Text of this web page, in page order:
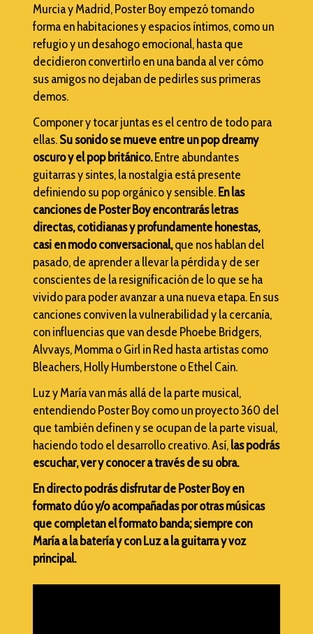
Murcia y Madrid, Poster Boy empezó tomando
forma en habitaciones y espacios íntimos, como un
refugio y un desahogo emocional, hasta que
decidieron convertirlo en una banda al ver cómo
sus amigos no dejaban de pedirles sus primeras
demos.
Componer y tocar juntas es el centro de todo para
ellas.Su sonido se mueve entre un pop dreamy
oscuro y el pop británico.Entre abundantes
guitarras y sintes, la nostalgia está presente
definiendo su pop orgánico y sensible.En las
canciones de Poster Boy encontrarás letras
directas, cotidianas y profundamente honestas,
casi en modo conversacional,que nos hablan del
pasado, de aprender a llevar la pérdida y de ser
conscientes de la resignificación de lo que se ha
vivido para poder avanzar a una nueva etapa. En sus
canciones conviven la vulnerabilidad y la cercanía,
con influencias que van desde Phoebe Bridgers,
Alvvays, Momma o Girl in Red hasta artistas como
Bleachers, Holly Humberstone o Ethel Cain.
Luz y María van más allá de la parte musical,
entendiendo Poster Boy como un proyecto 360 del
que también definen y se ocupan de la parte visual,
haciendo todo el desarrollo creativo. Así,las podrás
escuchar, ver y conocer a través de su obra.
En directo podrás disfrutar de Poster Boy en
formato dúo y/o acompañadas por otras músicas
que completan el formato banda; siempre con
María a la batería y con Luz a la guitarra y voz
principal.